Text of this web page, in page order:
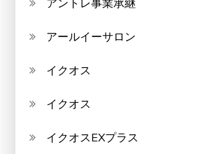
アントレ事業承継
アールイーサロン
イクオス
イクオス
イクオスEXプラス